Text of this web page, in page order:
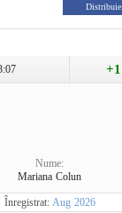
Distribuie
+1
Nume:
Mariana Colun
Înregistrat: Aug 2026